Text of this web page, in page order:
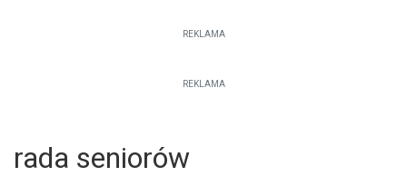
REKLAMA
REKLAMA
rada seniorów